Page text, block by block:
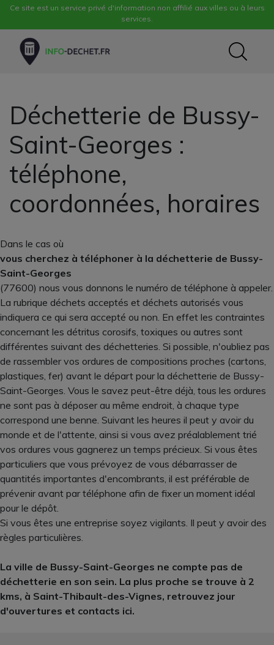
Ce site est un service privé d'information non affilié aux villes ou à leurs
services.
Déchetterie de Bussy-
Saint-Georges :
téléphone,
coordonnées, horaires
Dans le cas où
vous cherchez à téléphoner à la déchetterie de Bussy-
Saint-Georges
(77600) nous vous donnons le numéro de téléphone à appeler.
La rubrique déchets acceptés et déchets autorisés vous
indiquera ce qui sera accepté ou non. En effet les contraintes
concernant les détritus corosifs, toxiques ou autres sont
différentes suivant des déchetteries. Si possible, n'oubliez pas
de rassembler vos ordures de compositions proches (cartons,
plastiques, fer) avant le départ pour la déchetterie de Bussy-
Saint-Georges. Vous le savez peut-être déjà, tous les ordures
ne sont pas à déposer au même endroit, à chaque type
correspond une benne. Suivant les heures il peut y avoir du
monde et de l'attente, ainsi si vous avez préalablement trié
vos ordures vous gagnerez un temps précieux. Si vous êtes
particuliers que vous prévoyez de vous débarrasser de
quantités importantes d'encombrants, il est préférable de
prévenir avant par téléphone afin de fixer un moment idéal
pour le dépôt.
Si vous êtes une entreprise soyez vigilants. Il peut y avoir des
règles particulières.
La ville de Bussy-Saint-Georges ne compte pas de
déchetterie en son sein. La plus proche se trouve à 2
kms, à Saint-Thibault-des-Vignes, retrouvez jour
d'ouvertures et contacts ici.